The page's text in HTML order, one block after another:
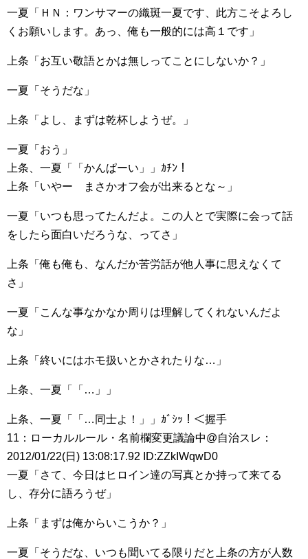
一夏「ＨＮ：ワンサマーの織斑一夏です、此方こそよろし
くお願いします。あっ、俺も一般的には高１です」
上条「お互い敬語とかは無しってことにしないか？」
一夏「そうだな」
上条「よし、まずは乾杯しようぜ。」
一夏「おう」
上条、一夏「「かんぱーい」」ｶﾁﾝ！
上条「いやー まさかオフ会が出来るとな～」
一夏「いつも思ってたんだよ。この人とで実際に会って話
をしたら面白いだろうな、ってさ」
上条「俺も俺も、なんだか苦労話が他人事に思えなくて
さ」
一夏「こんな事なかなか周りは理解してくれないんだよ
な」
上条「終いにはホモ扱いとかされたりな…」
上条、一夏「「…」」
上条、一夏「「…同士よ！」」ｶﾞｼｯ！＜握手
11：ローカルルール・名前欄変更議論中@自治スレ：
2012/01/22(日) 13:08:17.92 ID:ZZkIWqwD0
一夏「さて、今日はヒロイン達の写真とか持って来てる
し、存分に語ろうぜ」
上条「まずは俺からいこうか？」
一夏「そうだな、いつも聞いてる限りだと上条の方が人数